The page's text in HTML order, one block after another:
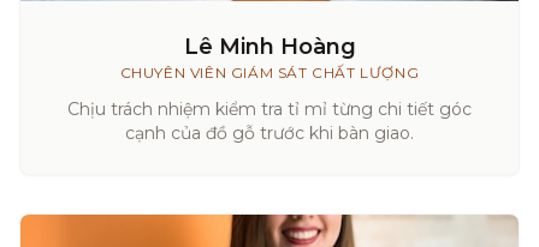
Lê Minh Hoàng
CHUYÊN VIÊN GIÁM SÁT CHẤT LƯỢNG
Chịu trách nhiệm kiểm tra tỉ mỉ từng chi tiết góc
cạnh của đồ gỗ trước khi bàn giao.